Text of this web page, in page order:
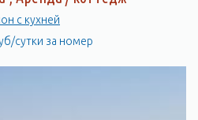
c кухней
сутки за номер